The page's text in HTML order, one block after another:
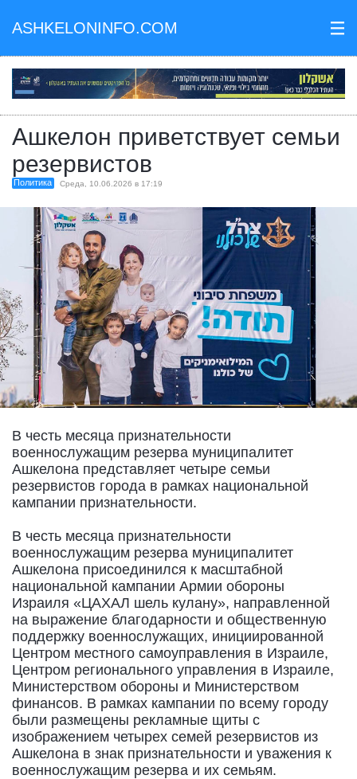
ASHKELONINFO.COM III
Ашкелон приветствует семьи
резервистов
Политика Среда, 10.06.2026 в 17:19
В честь месяца признательности
военнослужащим резерва муниципалитет
Ашкелона представляет четыре семьи
резервистов города в рамках национальной
кампании признательности.
В честь месяца признательности
военнослужащим резерва муниципалитет
Ашкелона присоединился к масштабной
национальной кампании Армии обороны
Израиля «ЦАХАЛ шель кулану», направленной
на выражение благодарности и общественную
поддержку военнослужащих, инициированной
Центром местного самоуправления в Израиле,
Центром регионального управления в Израиле,
Министерством обороны и Министерством
финансов. В рамках кампании по всему городу
были размещены рекламные щиты с
изображением четырех семей резервистов из
Ашкелона в знак признательности и уважения к
военнослужащим резерва и их семьям.